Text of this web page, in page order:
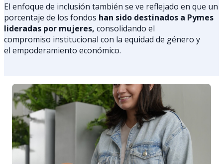
El enfoque de inclusión también se ve reflejado en que un
porcentaje de los fondos han sido destinados a Pymes
lideradas por mujeres, consolidando el
compromiso institucional con la equidad de género y
el empoderamiento económico.